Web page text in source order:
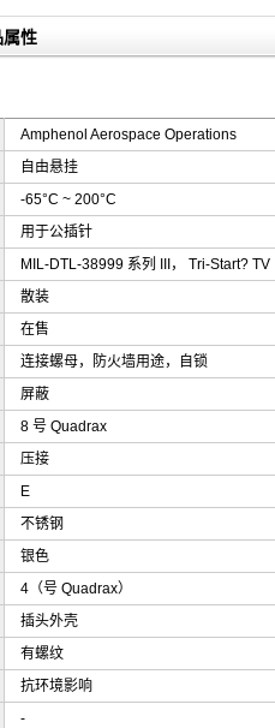
性
Amphenol Aerospace Operations
自由悬挂
-65°C ~ 200°C
用于公插针
MIL-DTL-38999 系列 III， Tri-Start? TV
散装
在售
连接螺母，防火墙用途，自锁
屏蔽
8 号 Quadrax
压接
E
不锈钢
银色
4（号 Quadrax）
插头外壳
有螺纹
抗环境影响
-